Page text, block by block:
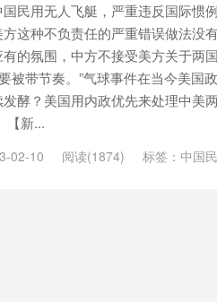
民用无人飞艇，严重违反国际惯
这种不负责任的严重错误做法没
的氛围，中方不接受美方关于两
被带节奏。”气球事件在当今美国
酵？美国用内政优先来处理中美
【新...
02-10 阅读(1874) 标签： 中国